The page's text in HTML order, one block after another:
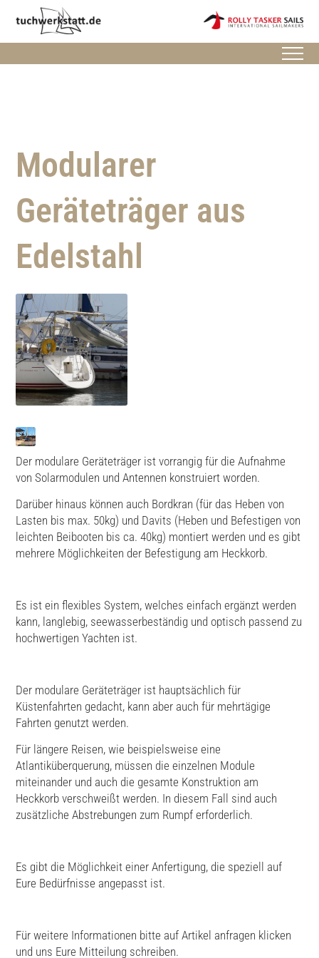
Modularer
Geräteträger aus
Edelstahl
Der modulare Geräteträger ist vorrangig für die Aufnahme
von Solarmodulen und Antennen konstruiert worden.
Darüber hinaus können auch Bordkran (für das Heben von
Lasten bis max. 50kg) und Davits (Heben und Befestigen von
leichten Beibooten bis ca. 40kg) montiert werden und es gibt
mehrere Möglichkeiten der Befestigung am Heckkorb.
Es ist ein flexibles System, welches einfach ergänzt werden
kann, langlebig, seewasserbeständig und optisch passend zu
hochwertigen Yachten ist.
Der modulare Geräteträger ist hauptsächlich für
Küstenfahrten gedacht, kann aber auch für mehrtägige
Fahrten genutzt werden.
Für längere Reisen, wie beispielsweise eine
Atlantiküberquerung, müssen die einzelnen Module
miteinander und auch die gesamte Konstruktion am
Heckkorb verschweißt werden. In diesem Fall sind auch
zusätzliche Abstrebungen zum Rumpf erforderlich.
Es gibt die Möglichkeit einer Anfertigung, die speziell auf
Eure Bedürfnisse angepasst ist.
Für weitere Informationen bitte auf Artikel anfragen klicken
und uns Eure Mitteilung schreiben.